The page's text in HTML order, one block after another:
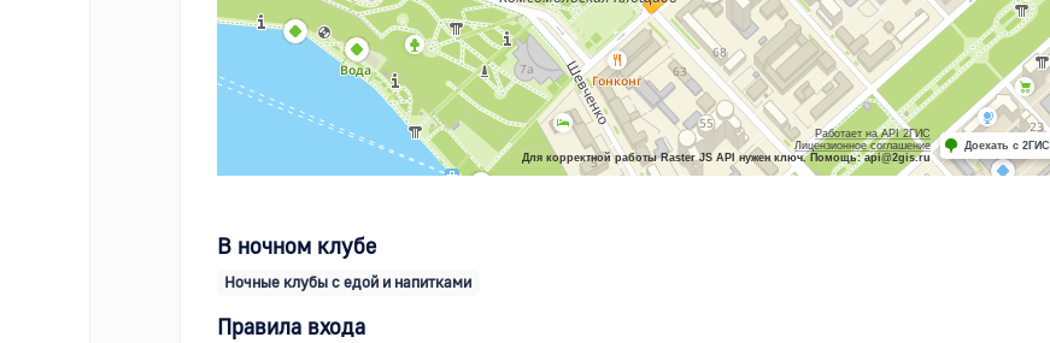
Работает на API 2ГИС
Лицензионное соглашение
Для корректной работы Raster JS API нужен ключ. Помощь: api@2gis.ru
Доехать с 2ГИС
В ночном клубе
Ночные клубы с едой и напитками
Правила входа